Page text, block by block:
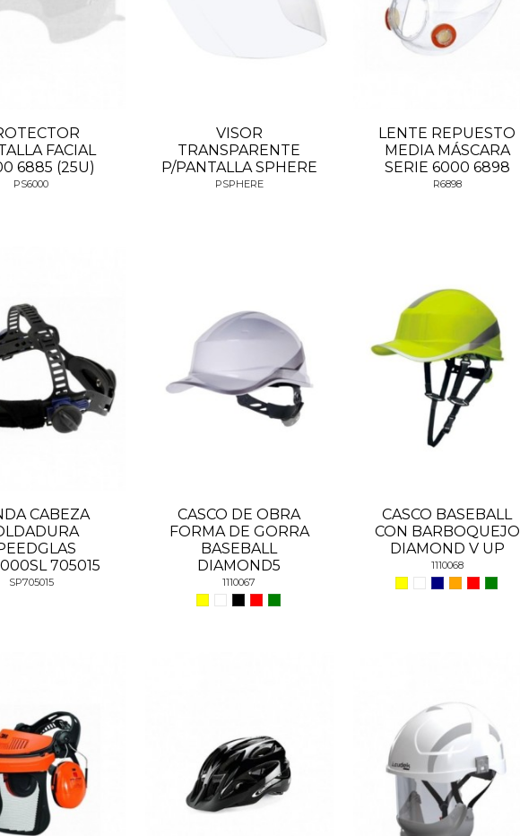
FACIAL
6885 (25U)
PS6000
VISOR
TRANSPARENTE
P/PANTALLA SPHERE
PSPHERE
LENTE REPUESTO
MEDIA MÁSCARA
SERIE 6000 6898
R6898
CABEZA
705015
SP705015
CASCO DE OBRA
FORMA DE GORRA
BASEBALL
DIAMOND5
1110067
CASCO BASEBALL
CON BARBOQUEJO
DIAMOND V UP
1110068
pies
caidas
Quienes somos
Nuestras agencias
RG Joysa
RG Waterfire
RG Montemar
RG Mape
Rg Epilan